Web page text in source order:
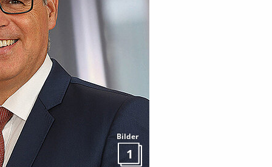
Bilder
1